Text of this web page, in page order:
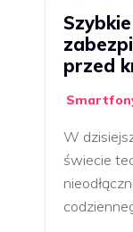
przed
W
świecie